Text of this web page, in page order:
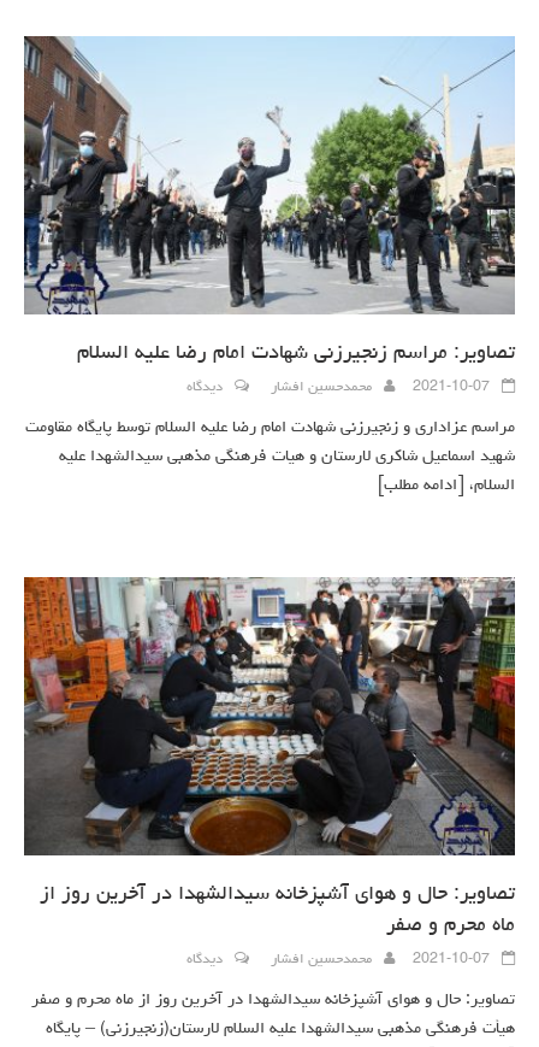
تصاویر: مراسم زنجیرزنی شهادت امام رضا علیه السلام
2021-10-07 محمدحسین افشار دیدگاه
مراسم عزاداری و زنجیرزنی شهادت امام رضا علیه السلام توسط پایگاه مقاومت
شهید اسماعیل شاکری لارستان و هیات فرهنگی مذهبی سیدالشهدا علیه
السلام،
[ادامه مطلب]
تصاویر: حال و هوای آشپزخانه سیدالشهدا در آخرین روز از
ماه محرم و صفر
2021-10-07 محمدحسین افشار دیدگاه
تصاویر: حال و هوای آشپزخانه سیدالشهدا در آخرین روز از ماه محرم و صفر
هیأت فرهنگی مذهبی سیدالشهدا علیه السلام لارستان(زنجیرزنی) – پایگاه